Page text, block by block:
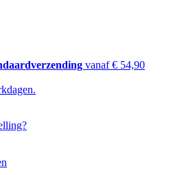
vanaf € 54,90